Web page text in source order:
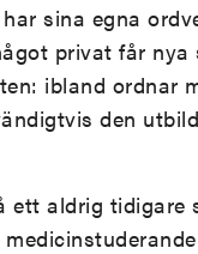
sina egna
privat får nya
ibland ordnar
den
aldrig tidigare